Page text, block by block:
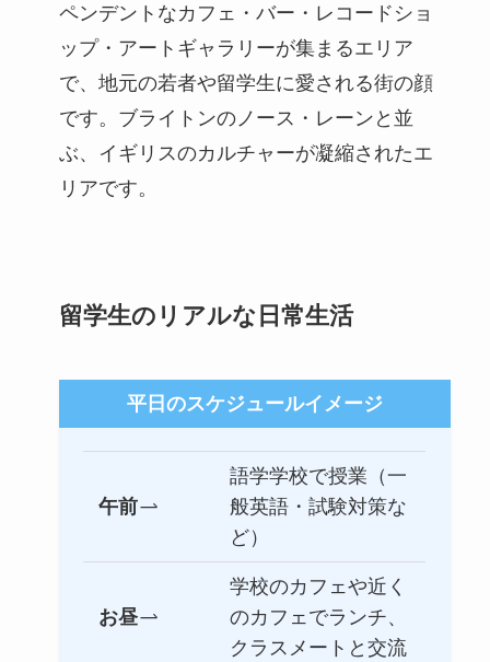
ペンデントなカフェ・バー・レコードショ
ップ・アートギャラリーが集まるエリア
で、地元の若者や留学生に愛される街の顔
です。ブライトンのノース・レーンと並
ぶ、イギリスのカルチャーが凝縮されたエ
リアです。
留学生のリアルな日常生活
平日のスケジュールイメージ
午前
語学学校で授業（一
般英語・試験対策な
ど）
お昼
学校のカフェや近く
のカフェでランチ、
クラスメートと交流